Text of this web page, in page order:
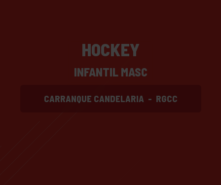
HOCKEY
INFANTIL MASC
CARRANQUE CANDELARIA - RGCC